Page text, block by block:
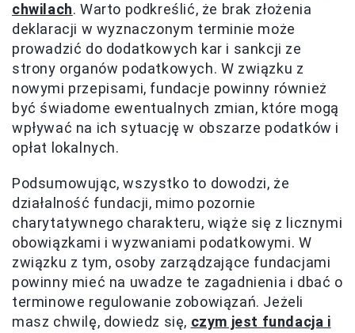
chwilach. Warto podkreślić, że brak złożenia
deklaracji w wyznaczonym terminie może
prowadzić do dodatkowych kar i sankcji ze
strony organów podatkowych. W związku z
nowymi przepisami, fundacje powinny również
być świadome ewentualnych zmian, które mogą
wpływać na ich sytuację w obszarze podatków i
opłat lokalnych.
Podsumowując, wszystko to dowodzi, że
działalność fundacji, mimo pozornie
charytatywnego charakteru, wiąże się z licznymi
obowiązkami i wyzwaniami podatkowymi. W
związku z tym, osoby zarządzające fundacjami
powinny mieć na uwadze te zagadnienia i dbać o
terminowe regulowanie zobowiązań. Jeżeli
masz chwilę, dowiedz się, czym jest fundacja i